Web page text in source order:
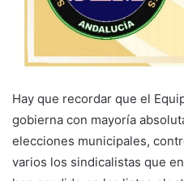
Hay que recordar que el
gobierna con mayoría
elecciones municipales,
varios los sindicalistas que